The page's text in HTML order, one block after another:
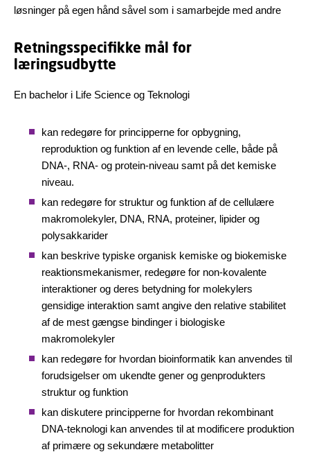
løsninger på egen hånd såvel som i samarbejde med andre
Retningsspecifikke mål for
læringsudbytte
En bachelor i Life Science og Teknologi
kan redegøre for principperne for opbygning,
reproduktion og funktion af en levende celle, både på
DNA-, RNA- og protein-niveau samt på det kemiske
niveau.
kan redegøre for struktur og funktion af de cellulære
makromolekyler, DNA, RNA, proteiner, lipider og
polysakkarider
kan beskrive typiske organisk kemiske og biokemiske
reaktionsmekanismer, redegøre for non-kovalente
interaktioner og deres betydning for molekylers
gensidige interaktion samt angive den relative stabilitet
af de mest gængse bindinger i biologiske
makromolekyler
kan redegøre for hvordan bioinformatik kan anvendes til
forudsigelser om ukendte gener og genprodukters
struktur og funktion
kan diskutere principperne for hvordan rekombinant
DNA-teknologi kan anvendes til at modificere produktion
af primære og sekundære metabolitter